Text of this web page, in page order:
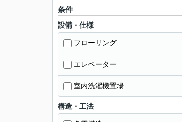
条件
設備・仕様
フローリング
エレベーター
室内洗濯機置場
構造・工法